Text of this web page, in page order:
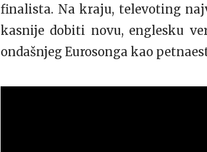
finalista. Na kraju, televoting
kasnije dobiti novu, englesku
ondašnjeg Eurosonga kao